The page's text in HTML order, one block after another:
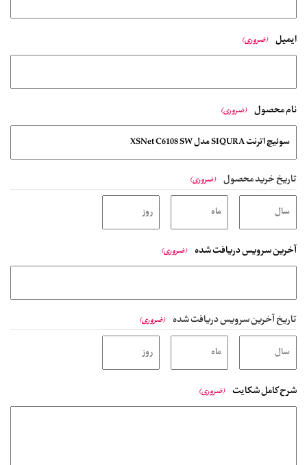
ایمیل (ضروری)
نام محصول (ضروری)
تاریخ خرید محصول (ضروری)
آخرین سرویس دریافت شده (ضروری)
تاریخ آخرین سرویس دریافت شده (ضروری)
شرح کامل شکایت (ضروری)